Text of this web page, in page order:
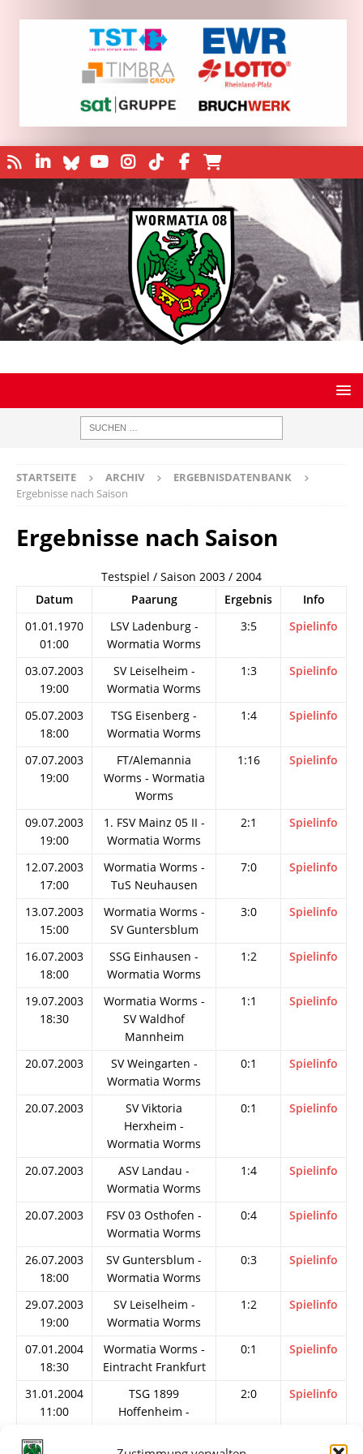
STARTSEITE ARCHIV
ERGEBNISDATENBANK
Ergebnisse nach Saison
Ergebnisse nach Saison
Testspiel / Saison 2003 / 2004
Datum
Paarung Ergebnis
Info
01.01.1970
01:00
LSV Ladenburg -
Wormatia Worms
3:5 Spielinfo
03.07.2003
19:00
SV Leiselheim -
Wormatia Worms
1:3 Spielinfo
05.07.2003
18:00
TSG Eisenberg -
Wormatia Worms
1:4 Spielinfo
07.07.2003
19:00
FT/Alemannia
Worms - Wormatia
Worms
1:16 Spielinfo
09.07.2003
19:00
1. FSV Mainz 05 II -
Wormatia Worms
2:1 Spielinfo
12.07.2003
17:00
Wormatia Worms -
TuS Neuhausen
7:0 Spielinfo
13.07.2003
15:00
Wormatia Worms -
SV Guntersblum
3:0 Spielinfo
16.07.2003
18:00
SSG Einhausen -
Wormatia Worms
1:2 Spielinfo
19.07.2003
18:30
Wormatia Worms -
SV Waldhof
Mannheim
1:1 Spielinfo
20.07.2003
SV Weingarten -
Wormatia Worms
0:1 Spielinfo
20.07.2003
SV Viktoria
Herxheim -
Wormatia Worms
0:1 Spielinfo
20.07.2003
ASV Landau -
Wormatia Worms
1:4 Spielinfo
20.07.2003
FSV 03 Osthofen -
Wormatia Worms
0:4 Spielinfo
26.07.2003
18:00
SV Guntersblum -
Wormatia Worms
0:3 Spielinfo
29.07.2003
19:00
SV Leiselheim -
Wormatia Worms
1:2 Spielinfo
07.01.2004
18:30
Wormatia Worms -
Eintracht Frankfurt
0:1 Spielinfo
31.01.2004
11:00
TSG 1899
Hoffenheim -
2:0 Spielinfo